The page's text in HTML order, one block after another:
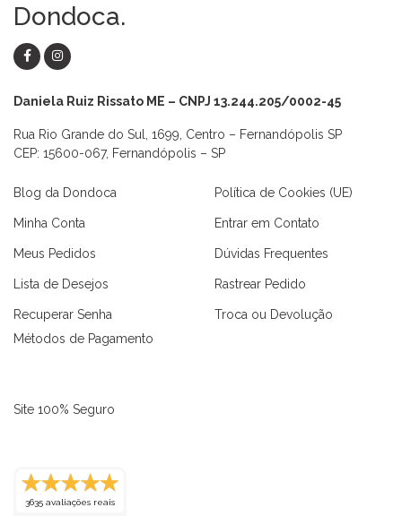
Macaquinhos
Dondoca.
Daniela Ruiz Rissato ME – CNPJ 13.244.205/0002-45
Rua Rio Grande do Sul, 1699, Centro – Fernandópolis SP
CEP: 15600-067, Fernandópolis – SP
Blog da Dondoca
Minha Conta
Meus Pedidos
Lista de Desejos
Recuperar Senha
Política de Cookies (UE)
Entrar em Contato
Dúvidas Frequentes
Rastrear Pedido
Troca ou Devolução
Métodos de Pagamento
Site 100% Seguro
3635 avaliações reais